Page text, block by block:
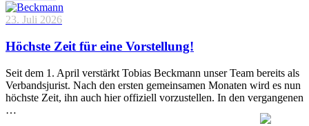
23. Juli 2026
Höchste Zeit für eine Vorstellung!
Seit dem 1. April verstärkt Tobias Beckmann unser Team bereits als
Verbandsjurist. Nach den ersten gemeinsamen Monaten wird es nun
höchste Zeit, ihn auch hier offiziell vorzustellen. In den vergangenen
…